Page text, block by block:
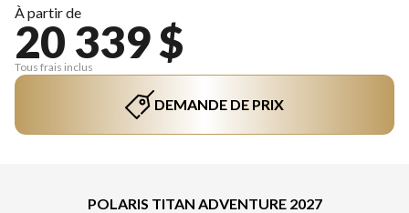
À partir de
20 339 $
Tous frais inclus
DEMANDE DE PRIX
POLARIS TITAN ADVENTURE 2027